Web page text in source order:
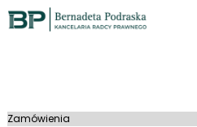
Zamówienia